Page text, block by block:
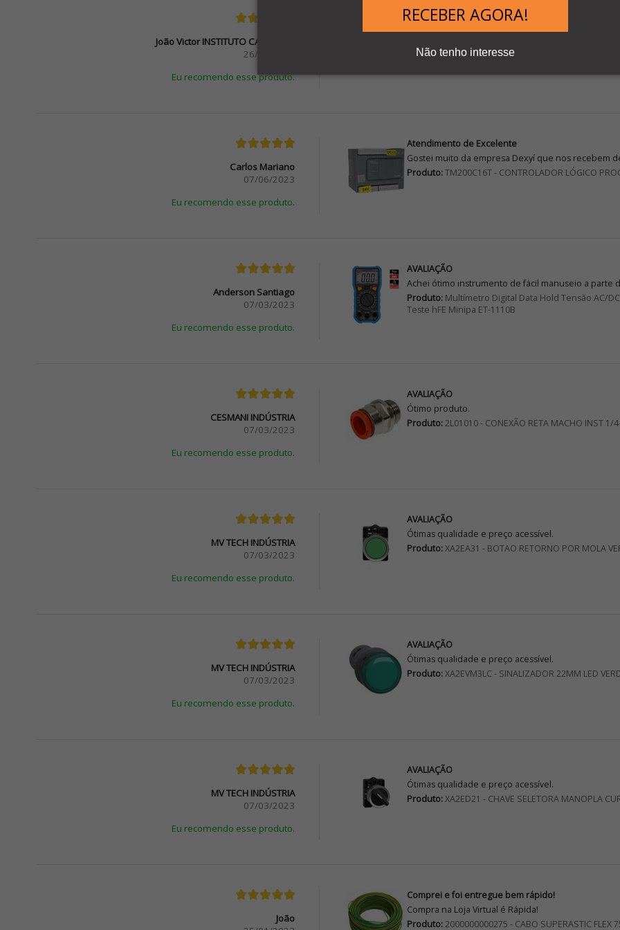
RECEBER AGORA!
Não tenho interesse
João Victor INSTITUTO CAL-COMP
26/06/2024
Eu recomendo esse produto.
Qualidade
Ótima qualidade, atendeu nossas expectativas.
Produto:TM200CE24T - CONTROLADOR LÓGICO
Carlos Mariano
07/06/2023
Eu recomendo esse produto.
Atendimento de Excelente
Gostei muito da empresa Dexyí que nos recebem
Produto:TM200C16T - CONTROLADOR LÓGICO
Anderson Santiago
07/03/2023
Eu recomendo esse produto.
AVALIAÇÃO
Achei ótimo instrumento de fácil manuseio a parte
Produto:Multímetro Digital Data Hold Tensão AC/
Teste hFE Minipa ET-1110B
CESMANI INDÚSTRIA
07/03/2023
Eu recomendo esse produto.
AVALIAÇÃO
Ótimo produto.
Produto:2L01010 - CONEXÃO RETA MACHO INST 1/
MV TECH INDÚSTRIA
07/03/2023
Eu recomendo esse produto.
AVALIAÇÃO
Ótimas qualidade e preço acessível.
Produto:XA2EA31 - BOTAO RETORNO POR MOLA
MV TECH INDÚSTRIA
07/03/2023
Eu recomendo esse produto.
AVALIAÇÃO
Ótimas qualidade e preço acessível.
Produto:XA2EVM3LC - SINALIZADOR 22MM LED
MV TECH INDÚSTRIA
07/03/2023
Eu recomendo esse produto.
AVALIAÇÃO
Ótimas qualidade e preço acessível.
Produto:XA2ED21 - CHAVE SELETORA MANOPLA
João
Comprei e foi entregue bem rápido!
Compra na Loja Virtual é Rápida!
Produto:2000000000275 - CABO SUPERASTIC FLEX